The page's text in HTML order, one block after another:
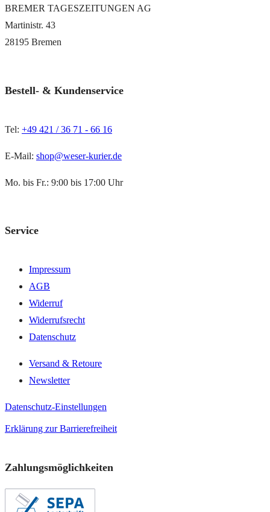
BREMER TAGESZEITUNGEN AG
Martinistr. 43
28195 Bremen
Bestell- & Kundenservice
Tel: +49 421 / 36 71 - 66 16
E-Mail: shop@weser-kurier.de
Mo. bis Fr.: 9:00 bis 17:00 Uhr
Service
Impressum
AGB
Widerruf
Widerrufsrecht
Datenschutz
Versand & Retoure
Newsletter
Datenschutz-Einstellungen
Erklärung zur Barrierefreiheit
Zahlungsmöglichkeiten